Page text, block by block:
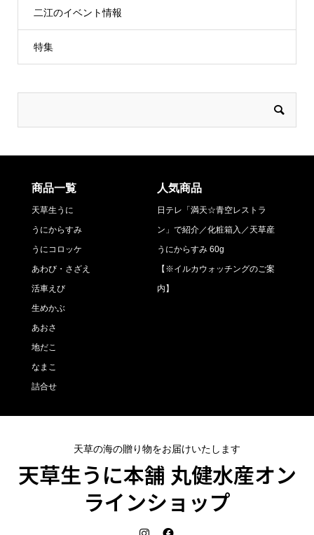
二江のイベント情報
特集
商品一覧
天草生うに
うにからすみ
うにコロッケ
あわび・さざえ
活車えび
生めかぶ
あおさ
地だこ
なまこ
詰合せ
人気商品
日テレ「満天☆青空レストラ
ン」で紹介／化粧箱入／天草産
うにからすみ 60g
【※イルカウォッチングのご案
内】
天草の海の贈り物をお届けいたします
天草生うに本舗 丸健水産オン
ラインショップ